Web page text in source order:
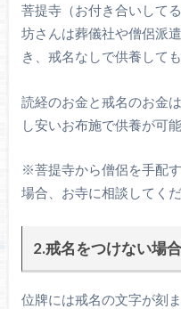
菩提寺（お付き合いして
坊さんは葬儀社や僧侶派
き、戒名なしで供養しても
読経のお金と戒名のお金
し安いお布施で供養が可能
※菩提寺から僧侶を手配
場合、お寺に相談してくだ
2.戒名をつけない場
位牌には戒名の文字が刻